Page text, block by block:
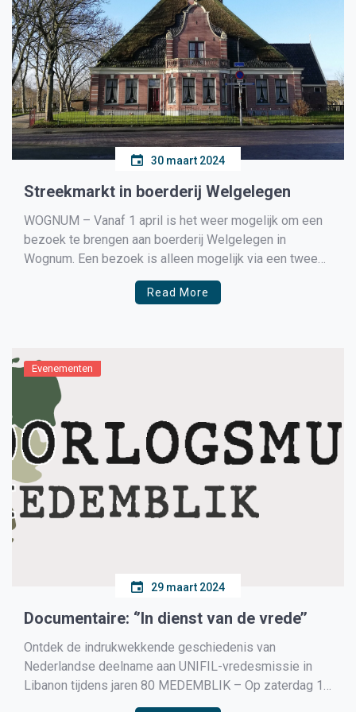
30 maart 2024
Streekmarkt in boerderij Welgelegen
WOGNUM – Vanaf 1 april is het weer mogelijk om een
bezoek te brengen aan boerderij Welgelegen in
Wognum. Een bezoek is alleen mogelijk via een twee
uur durende rondleiding (inclusief twee koffie/thee en
plak Westfriese krentenmik). Een groep telt maximaal
Read More
Evenementen
29 maart 2024
Documentaire: ‘’In dienst van de vrede’’
Ontdek de indrukwekkende geschiedenis van
Nederlandse deelname aan UNIFIL-vredesmissie in
Libanon tijdens jaren 80 MEDEMBLIK – Op zaterdag 13
april om 20.00 uur zal het Filmhuis in het